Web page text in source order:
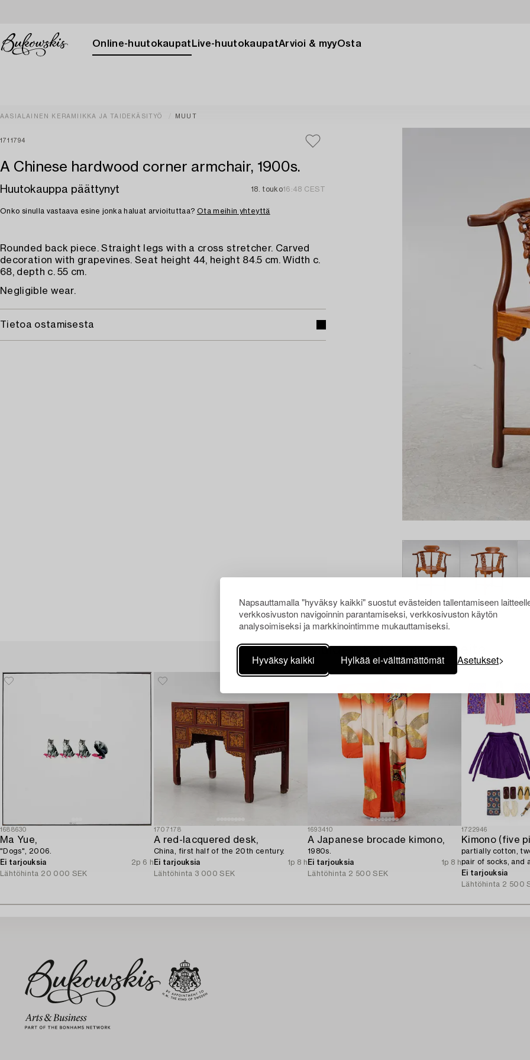
Napsauttamalla "hyväksy kaikki" suostut evästeiden tallentamiseen
verkkosivuston navigoinnin parantamiseksi, verkkosivuston käytön
analysoimiseksi ja markkinointimme mukauttamiseksi.
Hyväksy kaikki Hylkää ei-välttämättömät Asetukset
Online-huutokaupat Live-huutokaupatArvioi & myyOsta
AASIALAINEN KERAMIIKKA JA TAIDEKÄSITYÖ MUUT
1711794
A Chinese hardwood corner armchair, 1900s.
Huutokauppa päättynyt 18. touko16:48 CEST
Onko sinulla vastaava esine jonka haluat arvioituttaa? Ota meihin yhteyttä
Rounded back piece. Straight legs with a cross stretcher. Carved
decoration with grapevines. Seat height 44, height 84.5 cm. Width c.
68, depth c. 55 cm.
Negligible wear.
Tietoa ostamisesta
Muiden katsomia kohteita
1688630
Ma Yue,
"Dogs", 2006.
Ei tarjouksia
2p 6 h
Lähtöhinta 20 000 SEK
1707178
A red-lacquered desk,
China, first half of the 20th century.
Ei tarjouksia
1p 8 h
Lähtöhinta 3 000 SEK
1693410
A Japanese brocade kimono,
1980s.
Ei tarjouksia
1p 8 h
Lähtöhinta 2 500 SEK
1722946
Kimono (five
partially cotton,
pair of socks, and
century.
Ei tarjouksia
Lähtöhinta 2 500